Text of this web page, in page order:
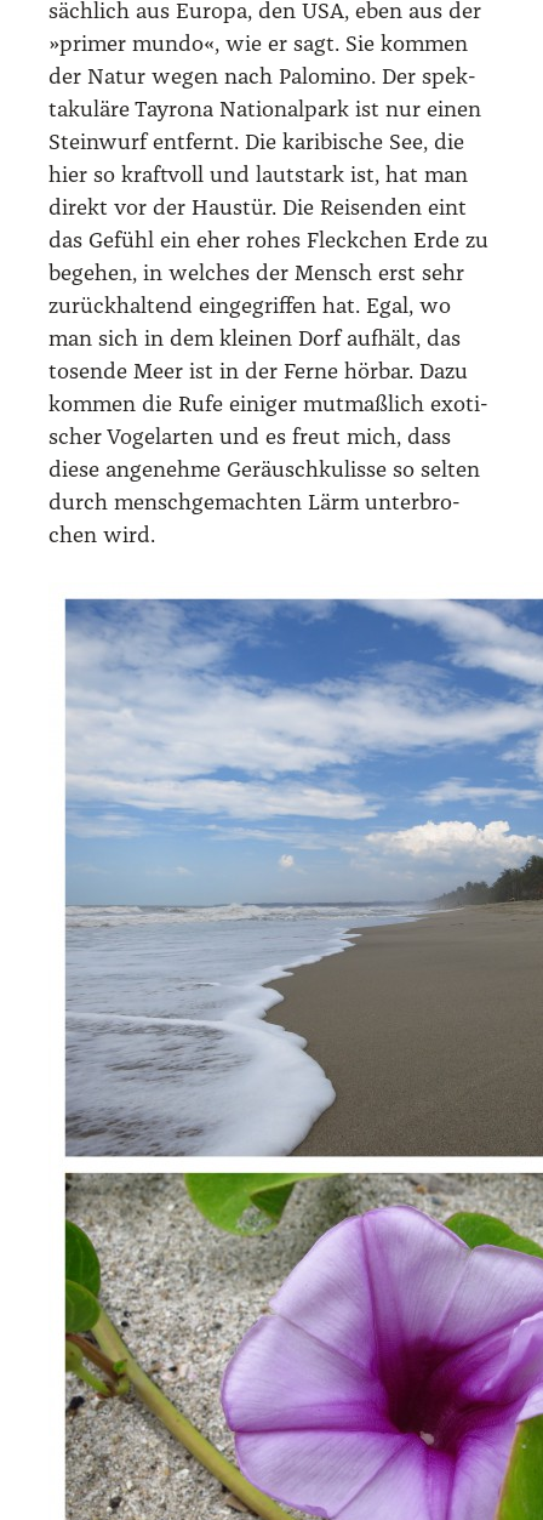
säch­lich aus Euro­pa, den USA, eben aus der
»pri­mer mun­do«, wie er sagt. Sie kom­men
der Natur wegen nach Palo­mi­no. Der spek­
ta­ku­lä­re Tay­ro­na Natio­nal­park ist nur einen
Stein­wurf ent­fernt. Die kari­bi­sche See, die
hier so kraft­voll und laut­stark ist, hat man
direkt vor der Haus­tür. Die Rei­sen­den eint
das Gefühl ein eher rohes Fleck­chen Erde zu
bege­hen, in wel­ches der Mensch erst sehr
zurück­hal­tend ein­ge­grif­fen hat. Egal, wo
man sich in dem klei­nen Dorf auf­hält, das
tosen­de Meer ist in der Fer­ne hör­bar. Dazu
kom­men die Rufe eini­ger mut­maß­lich exo­ti­
scher Vogel­ar­ten und es freut mich, dass
die­se ange­neh­me Geräusch­ku­lis­se so sel­ten
durch mensch­ge­mach­ten Lärm unter­bro­
chen wird.